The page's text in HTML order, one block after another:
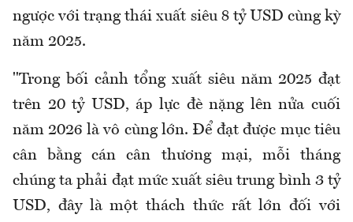
ngược với trạng thái xuất siêu 8 tỷ USD cùng kỳ
năm 2025.
"Trong bối cảnh tổng xuất siêu năm 2025 đạt
trên 20 tỷ USD, áp lực đè nặng lên nửa cuối
năm 2026 là vô cùng lớn. Để đạt được mục tiêu
cân bằng cán cân thương mại, mỗi tháng
chúng ta phải đạt mức xuất siêu trung bình 3 tỷ
USD, đây là một thách thức rất lớn đối với